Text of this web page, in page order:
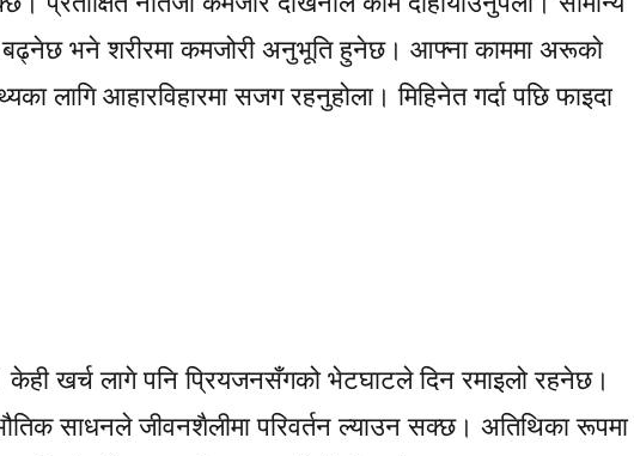
बढ्नेछ भने शरीरमा कमजोरी अनुभूति हुनेछ। आफ्ना काममा अरूकाे
लागि आहारविहारमा सजग रहनुहोला। मिहिनेत गर्दा पछि फाइदा
खर्च लागे पनि प्रियजनसँगको भेटघाटले दिन रमाइलो रहनेछ।
साधनले जीवनशैलीमा परिवर्तन ल्याउन सक्छ। अतिथिका रूपमा